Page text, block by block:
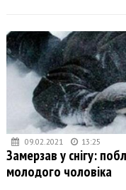
09.02.2021 13:25
Замерзав у снігу:
молодого чоловіка